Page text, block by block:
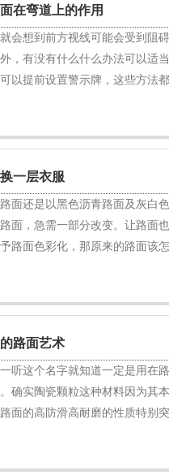
在弯道上的作用
会想到前方视线可能会受到阻
，有没有什么什么办法可以适
以提前设置警示牌，这些方法
一层衣服
面还是以黑色沥青路面及灰白
面，急需一部分改变。让路面
路面色彩化，那原来的路面该
路面艺术
听这个名字就知道一定是用在
确实陶瓷颗粒这种材料因为其
面的高防滑高耐磨的性质特别